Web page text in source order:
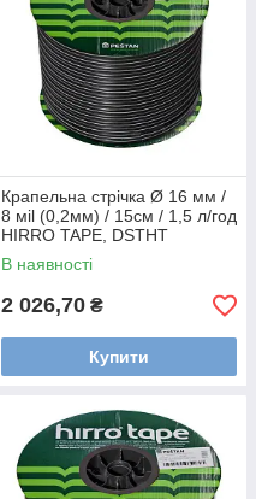
Крапельна стрічка Ø 16 мм /
8 мil (0,2мм) / 15см / 1,5 л/год
HIRRO TAPE, DSTHT
16081515-0500
В наявності
2 026,70 ₴
Купити